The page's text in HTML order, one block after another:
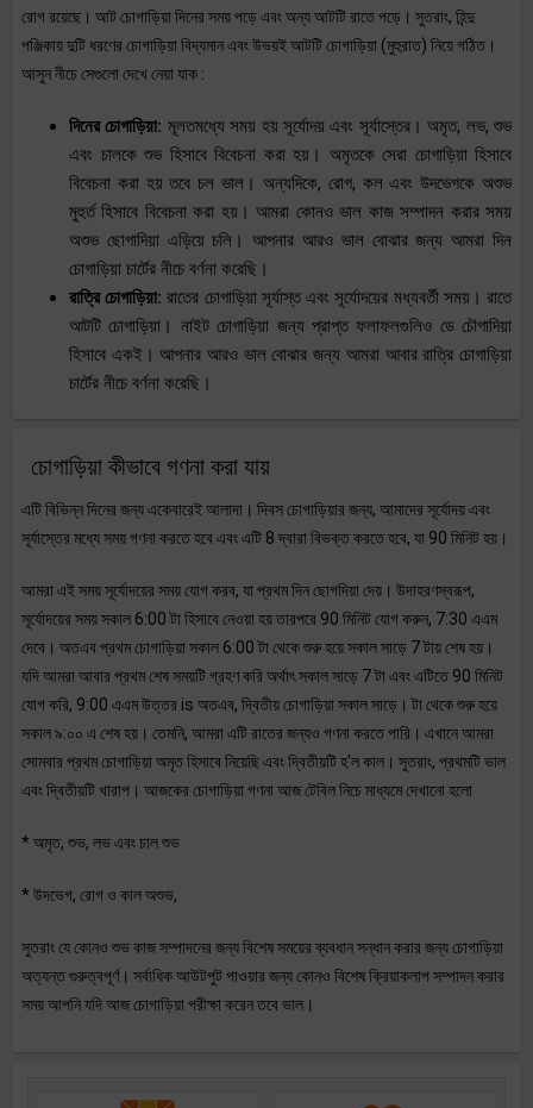
রোগ রয়েছে। আট চোগাড়িয়া দিনের সময় পড়ে এবং অন্য আটটি রাতে পড়ে। সুতরাং, হিন্দু
পঞ্জিকায় দুটি ধরণের চোগাড়িয়া বিদ্যমান এবং উভয়ই আটটি চোগাড়িয়া (মুহুরাত) নিয়ে গঠিত।
আসুন নীচে সেগুলো দেখে নেয়া যাক :
দিনের চোগাড়িয়া: মূলতমধ্যে সময় হয় সূর্যোদয় এবং সূর্যাস্তের। অমৃত, লভ, শুভ
এবং চালকে শুভ হিসাবে বিবেচনা করা হয়। অমৃতকে সেরা চোগাড়িয়া হিসাবে
বিবেচনা করা হয় তবে চল ভাল। অন্যদিকে, রোগ, কল এবং উদভেগকে অশুভ
মুহুর্ত হিসাবে বিবেচনা করা হয়। আমরা কোনও ভাল কাজ সম্পাদন করার সময়
অশুভ ছোগাদিয়া এড়িয়ে চলি। আপনার আরও ভাল বোঝার জন্য আমরা দিন
চোগাড়িয়া চার্টের নীচে বর্ণনা করেছি।
রাত্রি চোগাড়িয়া:রাতের চোগাড়িয়া সূর্যাস্ত এবং সূর্যোদয়ের মধ্যবর্তী সময়। রাতে
আটটি চোগাড়িয়া। নাইট চোগাড়িয়া জন্য প্রাপ্ত ফলাফলগুলিও ডে চৌগাদিয়া
হিসাবে একই। আপনার আরও ভাল বোঝার জন্য আমরা আবার রাত্রি চোগাড়িয়া
চার্টের নীচে বর্ণনা করেছি।
চোগাড়িয়া কীভাবে গণনা করা যায়
এটি বিভিন্ন দিনের জন্য একেবারেই আলাদা। দিবস চোগাড়িয়ার জন্য, আমাদের সূর্যোদয় এবং
সূর্যাস্তের মধ্যে সময় গণনা করতে হবে এবং এটি 8 দ্বারা বিভক্ত করতে হবে, যা 90 মিনিট হয়।
আমরা এই সময় সূর্যোদয়ের সময় যোগ করব, যা প্রথম দিন ছোগদিয়া দেয়। উদাহরণস্বরূপ,
সূর্যোদয়ের সময় সকাল 6:00 টা হিসাবে নেওয়া হয় তারপরে 90 মিনিট যোগ করুন, 7:30 এএম
দেবে। অতএব প্রথম চোগাড়িয়া সকাল 6:00 টা থেকে শুরু হয়ে সকাল সাড়ে 7 টায় শেষ হয়।
যদি আমরা আবার প্রথম শেষ সময়টি গ্রহণ করি অর্থাৎ সকাল সাড়ে 7 টা এবং এটিতে 90 মিনিট
যোগ করি, 9:00 এএম উত্তর is অতএব, দ্বিতীয় চোগাড়িয়া সকাল সাড়ে। টা থেকে শুরু হয়ে
সকাল ৯:০০ এ শেষ হয়। তেমনি, আমরা এটি রাতের জন্যও গণনা করতে পারি। এখানে আমরা
সোমবার প্রথম চোগাড়িয়া অমৃত হিসাবে নিয়েছি এবং দ্বিতীয়টি হ'ল কাল। সুতরাং, প্রথমটি ভাল
এবং দ্বিতীয়টি খারাপ। আজকের চোগাড়িয়া গণনা আজ টেবিল নিচে মাধ্যমে দেখানো হলো
* অমৃত, শুভ, লভ এবং চাল শুভ
* উদভেগ, রোগ ও কাল অশুভ,
সুতরাং যে কোনও শুভ কাজ সম্পাদনের জন্য বিশেষ সময়ের ব্যবধান সন্ধান করার জন্য চোগাড়িয়া
অত্যন্ত গুরুত্বপূর্ণ। সর্বাধিক আউটপুট পাওয়ার জন্য কোনও বিশেষ ক্রিয়াকলাপ সম্পাদন করার
সময় আপনি যদি আজ চোগাড়িয়া পরীক্ষা করেন তবে ভাল।